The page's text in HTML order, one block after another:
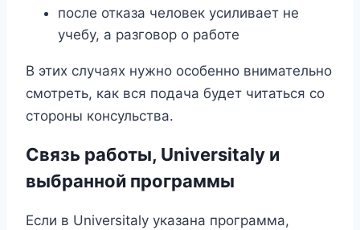
после отказа человек усиливает не
учебу, а разговор о работе
В этих случаях нужно особенно внимательно
смотреть, как вся подача будет читаться со
стороны консульства.
Связь работы, Universitaly и
выбранной программы
Если в Universitaly указана программа,